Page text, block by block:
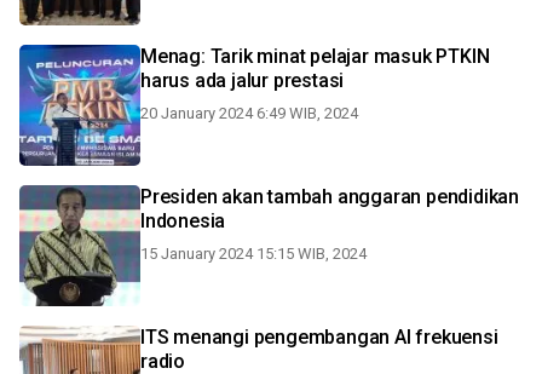
Menag: Tarik minat pelajar masuk PTKIN
harus ada jalur prestasi
20 January 2024 6:49 WIB, 2024
Presiden akan tambah anggaran pendidikan
Indonesia
15 January 2024 15:15 WIB, 2024
ITS menangi pengembangan AI frekuensi
radio